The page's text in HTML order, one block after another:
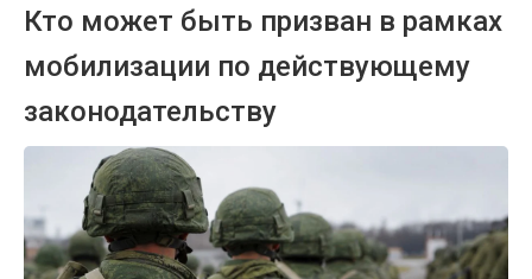
Кто может быть призван в рамках
мобилизации по действующему
законодательству